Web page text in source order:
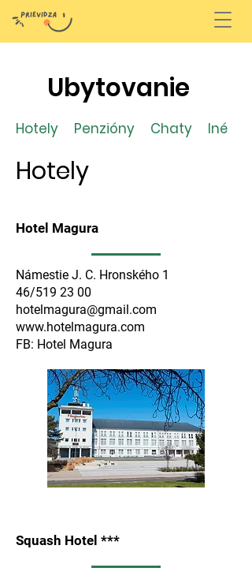
Ubytovanie
Hotely Penzióny Chaty Iné
Hotely
Hotel Magura
Námestie J. C. Hronského 1
46/519 23 00
hotelmagura@gmail.com
www.hotelmagura.com
FB: Hotel Magura
Squash Hotel ***